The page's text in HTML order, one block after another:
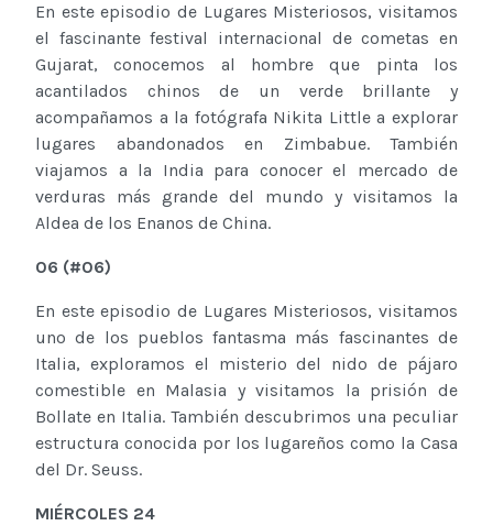
En este episodio de Lugares Misteriosos, visitamos
el fascinante festival internacional de cometas en
Gujarat, conocemos al hombre que pinta los
acantilados chinos de un verde brillante y
acompañamos a la fotógrafa Nikita Little a explorar
lugares abandonados en Zimbabue. También
viajamos a la India para conocer el mercado de
verduras más grande del mundo y visitamos la
Aldea de los Enanos de China.
06 (#06)
En este episodio de Lugares Misteriosos, visitamos
uno de los pueblos fantasma más fascinantes de
Italia, exploramos el misterio del nido de pájaro
comestible en Malasia y visitamos la prisión de
Bollate en Italia. También descubrimos una peculiar
estructura conocida por los lugareños como la Casa
del Dr. Seuss.
MIÉRCOLES 24